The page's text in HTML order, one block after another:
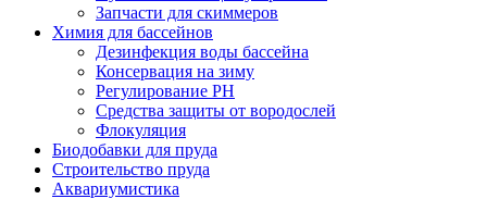
Запчасти для скиммеров
Химия для бассейнов
Дезинфекция воды бассейна
Консервация на зиму
Регулирование PH
Средства защиты от вородослей
Флокуляция
Биодобавки для пруда
Строительство пруда
Аквариумистика